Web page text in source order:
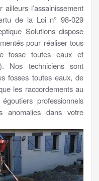
l’assainissement
de la Loi n° 98-029
Solutions dispose
pour réaliser tous
fosse toutes eaux et
Nos techniciens sont
fosses toutes eaux, de
les raccordements au
professionnels
anomalies dans votre